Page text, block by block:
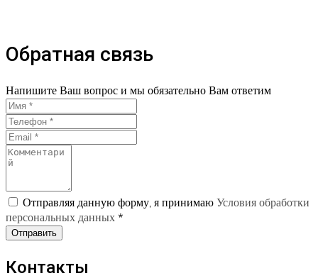
Обратная связь
Напишите Ваш вопрос и мы обязательно Вам ответим
Отправляя данную форму, я принимаюУсловия обработки
персональных данных *
Отправить
Контакты